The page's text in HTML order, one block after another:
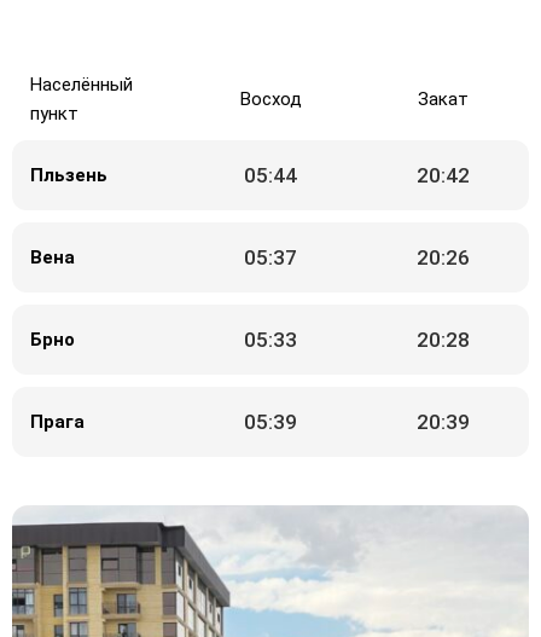
Населённый
пункт
Восход Закат
Пльзень 05:44 20:42
Вена 05:37 20:26
Брно 05:33 20:28
Прага 05:39 20:39